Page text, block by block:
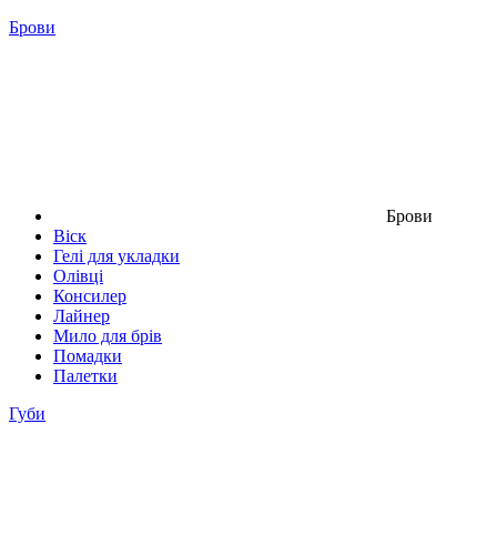
Брови
Брови
Віск
Гелі для укладки
Олівці
Консилер
Лайнер
Мило для брів
Помадки
Палетки
Губи